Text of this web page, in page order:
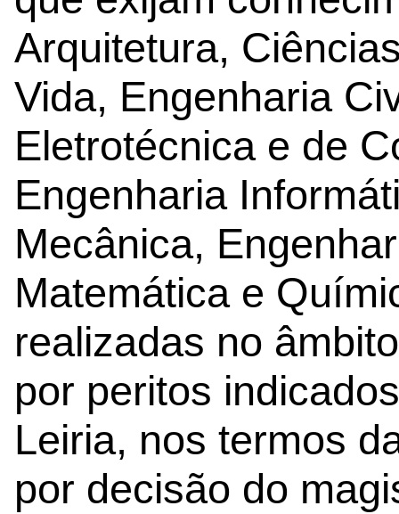
Arquitetura,
Vida, Engenharia
Eletrotécnica e de
Engenharia
Mecânica,
Matemática e
realizadas no
por peritos
Leiria, nos termos
por decisão do